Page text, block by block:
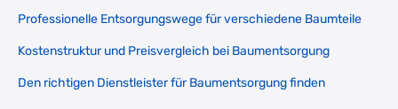
Professionelle Entsorgungswege für verschiedene Baumteile
Kostenstruktur und Preisvergleich bei Baumentsorgung
Den richtigen Dienstleister für Baumentsorgung finden